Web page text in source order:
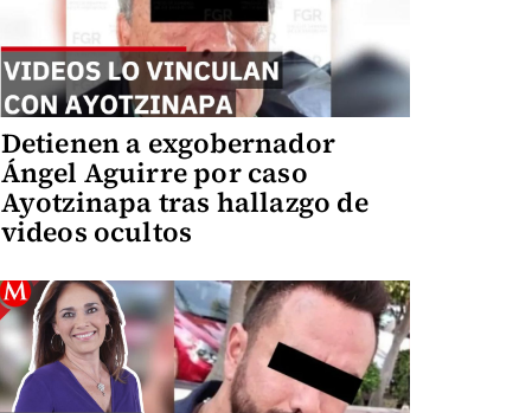
Detienen a exgobernador
Ángel Aguirre por caso
Ayotzinapa tras hallazgo de
videos ocultos